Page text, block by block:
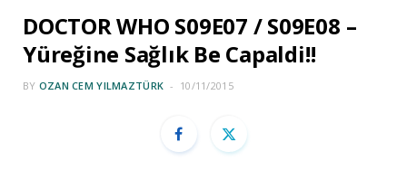
DOCTOR WHO S09E07 / S09E08 –
Yüreğine Sağlık Be Capaldi!!
BY OZAN CEM YILMAZTÜRK 10/11/2015